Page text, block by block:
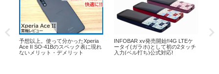
予想以上。使って分かったXperia
Ace II SO-41Bのスペック表に現れ
ないメリット・デメリット
INFOBAR xv発売開始!!4G LTEケ
ータイ(ガラホ)として初の2タッチ
入力(ベル打ち)公式対応!